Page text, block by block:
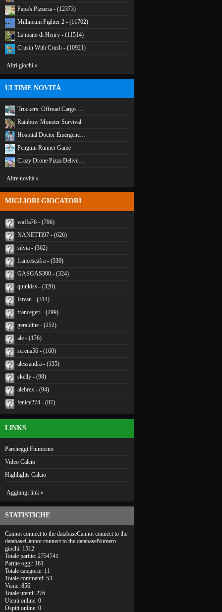
Papa's Pizzeria - (12373)
Millineum Fighter 2 - (11702)
La mano di Henry - (11514)
Crusin With Crush - (10921)
Altri giochi »
ULTIME NOVITÀ
Truckers: Offroad Cargo …
Rainbow Monster Survival
Hospital Doctor Emergenc…
Penguin Runner Game
Crazy Drone Pizza Delive…
Altre novità »
MIGLIORI GIOCATORI
waffa76 - (796)
NANETTI97 - (626)
silvia - (362)
francescafra - (330)
GASGAS300 - (324)
quinkiss - (320)
Istvan - (314)
francegeri - (299)
geraldine - (252)
ale - (176)
serena56 - (160)
alessandra - (135)
skelly - (98)
alebrex - (94)
fenice274 - (87)
LINKS
Parcheggi Fiumicino
Video Calcio
Highlights Calcio
Aggiungi link »
STATISTICHE
Cannot connect to the databaseCannot connect to the
databaseCannot connect to the databaseNumero
giochi: 1512
Totale partite: 2754741
Partite oggi: 161
Totale categorie: 11
Totale commenti: 53
Visite: 856
Totale utenti: 276
Utenti online: 0
Ospiti online: 0